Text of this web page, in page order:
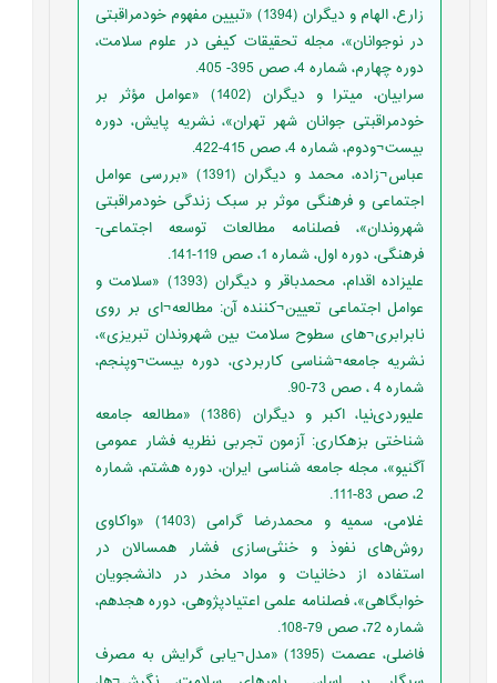
زارع، الهام و دیگران (1394) «تبیین مفهوم خودمراقبتی
در نوجوانان»، مجله تحقیقات کیفی در علوم سلامت،
دوره چهارم، شماره 4، صص 395- 405.
سرابیان، میترا و دیگران (1402) «عوامل مؤثر بر
خودمراقبتی جوانان شهر تهران»، نشریه پایش، دوره
بیست¬ودوم، شماره 4، صص 415-422.
عباس¬زاده، محمد و دیگران (1391) «بررسی عوامل
اجتماعی و فرهنگی موثر بر سبک زندگی خودمراقبتی
شهروندان»، فصلنامه مطالعات توسعه اجتماعی-
فرهنگی، دوره اول، شماره 1، صص 119-141.
علیزاده‌ اقدام، محمدباقر و دیگران (1393) «سلامت و
عوامل اجتماعی تعیین¬کننده آن: مطالعه¬ای بر روی
نابرابری¬های سطوح سلامت بین شهروندان تبریزی»،
نشریه جامعه¬شناسی کاربردی، دوره بیست¬وپنجم،
شماره 4 ، صص 73-90.
علیوردی‌نیا، اکبر و دیگران (1386) «مطالعه جامعه
شناختی بزهکاری: آزمون تجربی نظریه فشار عمومی
آگنیو»، مجله جامعه شناسی ایران، دوره هشتم، شماره
2، صص 83-111.
غلامی، سمیه و محمدرضا گرامی (1403) «واکاوی
روش‌های نفوذ و خنثی‌سازی فشار همسالان در
استفاده از دخانیات و مواد مخدر در دانشجویان
خوابگاهی»، فصلنامه علمی اعتیادپژوهی، دوره هجدهم،
شماره 72، صص 79-108.
فاضلی، عصمت (1395) «مدل¬یابی گرایش به مصرف